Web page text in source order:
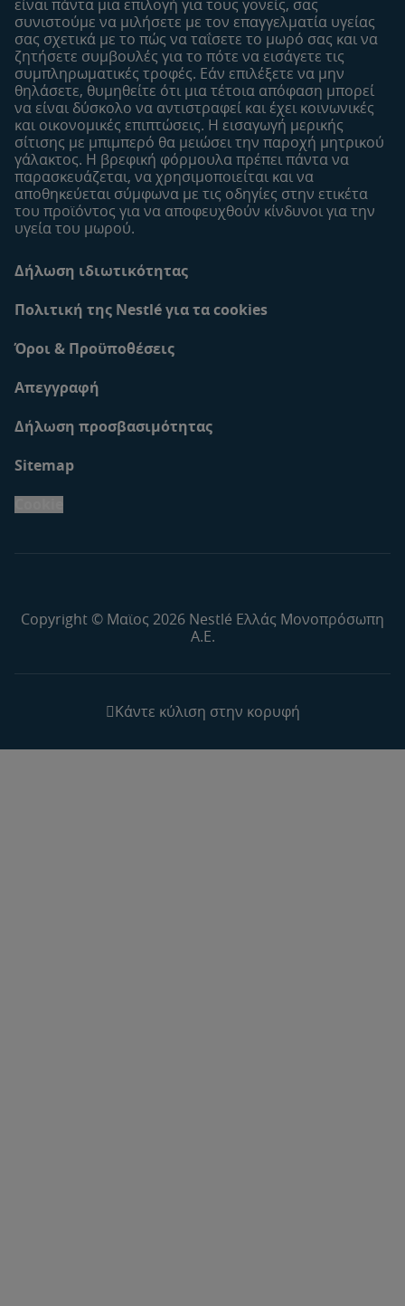
Οι μάρκες μου
Εύρεση καταστήματος
Δείγματα
είναι πάντα μια επιλογή για τους γονείς, σας
συνιστούμε να μιλήσετε με τον επαγγελματία υγείας
σας σχετικά με το πώς να ταΐσετε το μωρό σας και να
ζητήσετε συμβουλές για το πότε να εισάγετε τις
συμπληρωματικές τροφές. Εάν επιλέξετε να μην
θηλάσετε, θυμηθείτε ότι μια τέτοια απόφαση μπορεί
να είναι δύσκολο να αντιστραφεί και έχει κοινωνικές
και οικονομικές επιπτώσεις. Η εισαγωγή μερικής
σίτισης με μπιμπερό θα μειώσει την παροχή μητρικού
γάλακτος. Η βρεφική φόρμουλα πρέπει πάντα να
παρασκευάζεται, να χρησιμοποιείται και να
αποθηκεύεται σύμφωνα με τις οδηγίες στην ετικέτα
του προϊόντος για να αποφευχθούν κίνδυνοι για την
υγεία του μωρού.
Δήλωση ιδιωτικότητας
Πολιτική της Nestlé για τα cookies
Όροι & Προϋποθέσεις
Απεγγραφή
Δήλωση προσβασιμότητας
Sitemap
Copyright © Μαϊος 2026 Nestlé Ελλάς Μονοπρόσωπη
Α.Ε.
Κάντε κύλιση στην κορυφή